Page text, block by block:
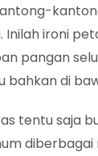
ironi
pangan
di
tentu saja
diberbagai